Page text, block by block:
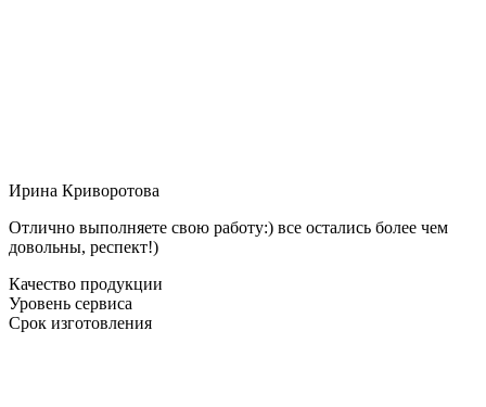
Ирина Криворотова
Отлично выполняете свою работу:) все остались более чем
довольны, респект!)
Качество продукции
Уровень сервиса
Срок изготовления